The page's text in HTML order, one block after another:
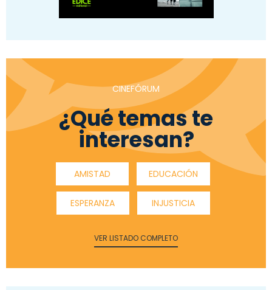
CINEFÓRUM
¿Qué temas te
interesan?
AMISTAD EDUCACIÓN
ESPERANZA INJUSTICIA
VER LISTADO COMPLETO